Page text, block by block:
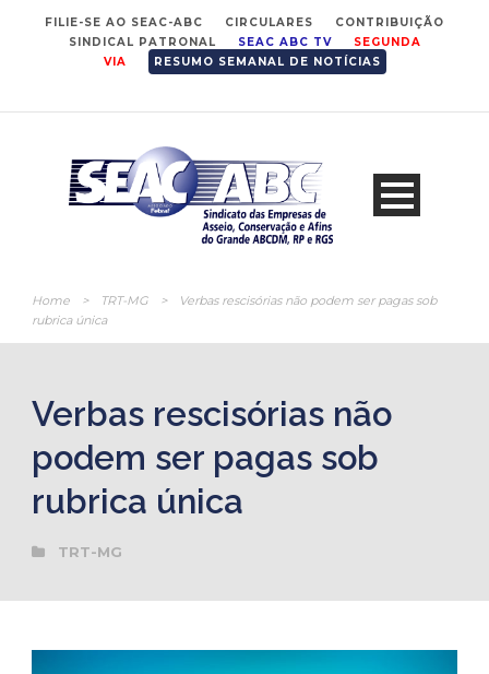
FILIE-SE AO SEAC-ABC CIRCULARES
CONTRIBUIÇÃO
SINDICAL PATRONAL
SEAC ABC TV
SEGUNDA
VIA
RESUMO SEMANAL DE NOTÍCIAS
Home > TRT-MG >
Verbas rescisórias não podem ser pagas sob
rubrica única
Verbas rescisórias não
podem ser pagas sob
rubrica única
TRT-MG